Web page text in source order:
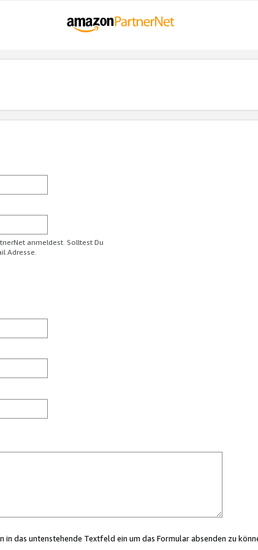
anmeldest. Solltest Du
Adresse.
das untenstehende Textfeld ein um das Formular absenden zu